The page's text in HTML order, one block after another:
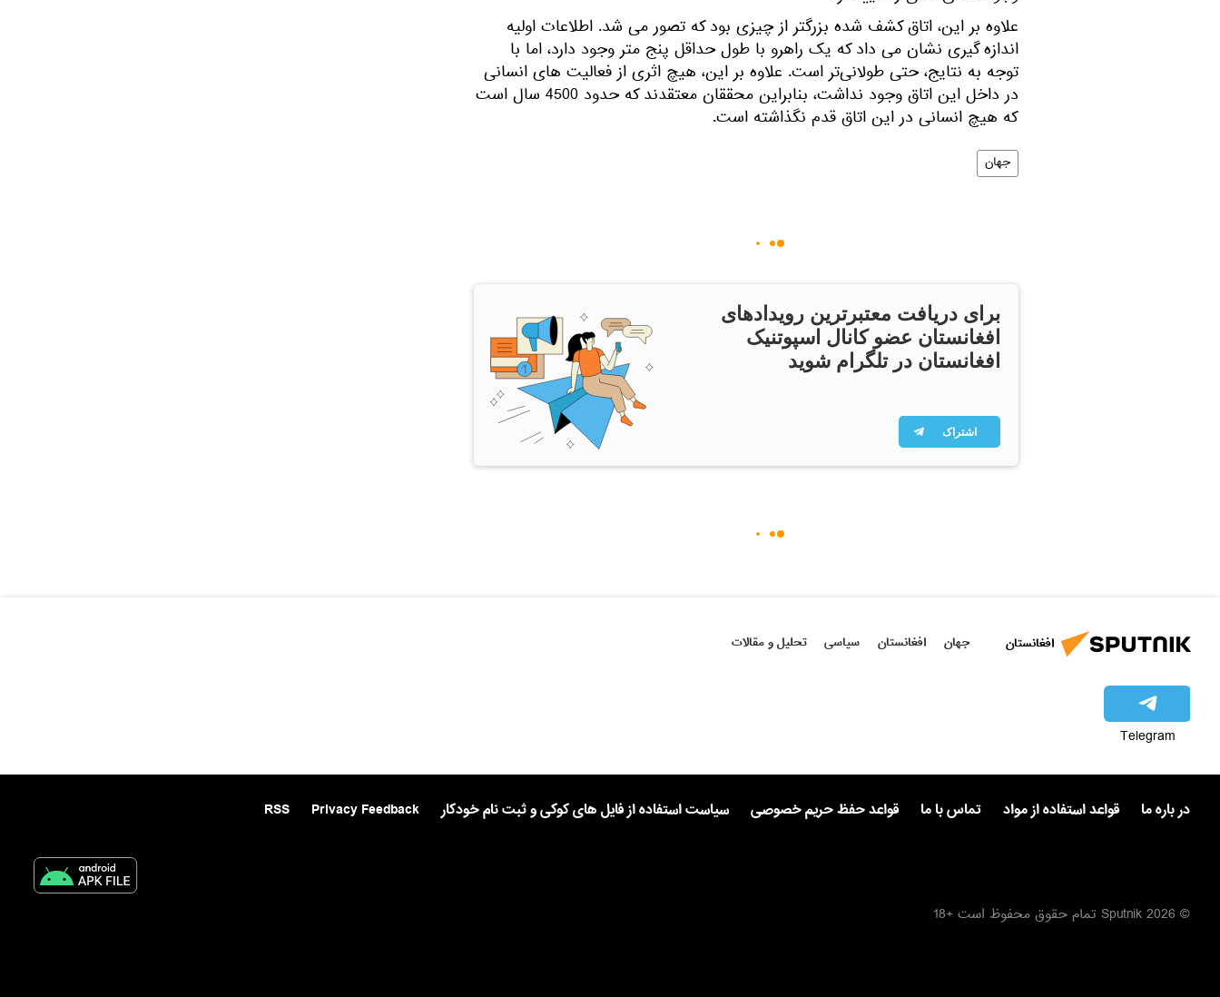
علاوه بر این، اتاق کشف شده بزرگتر از چیزی بود که تصور می شد. اطلاعات اولیه
اندازه گیری نشان می داد که یک راهرو با طول حداقل پنج متر وجود دارد، اما با
توجه به نتایج، حتی طولانی‌تر است. علاوه بر این، هیچ اثری از فعالیت های انسانی
در داخل این اتاق وجود نداشت، بنابراین محققان معتقدند که حدود 4500 سال است
که هیچ انسانی در این اتاق قدم نگذاشته است.
جهان
برای دریافت معتبرترین رویدادهای
افغانستان عضو کانال اسپوتنیک
افغانستان در تلگرام شوید
اشتراک
افغانستان جهان افغانستان سیاسی تحلیل و مقالات
Telegram
در باره ما قواعد استفاده از مواد تماس با ما قواعد حفظ حریم خصوصی سیاست استفاده از فایل های کوکی و ثبت نام خودکار Privacy Feedback
RSS
© 2026 Sputnik تمام حقوق محفوظ است +18